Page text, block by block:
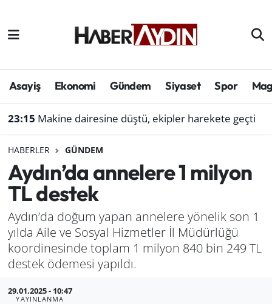
Asayiş Ekonomi Gündem Siyaset Spor
23:15 Makine dairesine düştü, ekipler harekete geçti
HABERLER GÜNDEM
Aydın’da annelere 1 milyon
TL destek
Aydın’da doğum yapan annelere yönelik son 1
yılda Aile ve Sosyal Hizmetler İl Müdürlüğü
koordinesinde toplam 1 milyon 840 bin 249 TL
destek ödemesi yapıldı.
29.01.2025 - 10:47
YAYINLANMA
Afyonkarahisar
Çevre
Genel
Haber
Izmir
Kütahya
Manisa
Aydın Hava Durumu
Süper Lig Puan Durumu ve Fikstür
Son Dakika Haberleri
Haber Arşivi